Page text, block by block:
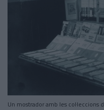
Un mostrador amb les col·leccions